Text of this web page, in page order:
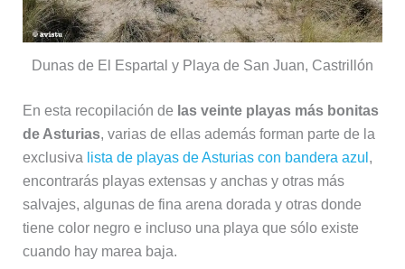
Dunas de El Espartal y Playa de San Juan, Castrillón
En esta recopilación de las veinte playas más bonitas
de Asturias, varias de ellas además forman parte de la
exclusiva lista de playas de Asturias con bandera azul ,
encontrarás playas extensas y anchas y otras más
salvajes, algunas de fina arena dorada y otras donde
tiene color negro e incluso una playa que sólo existe
cuando hay marea baja.